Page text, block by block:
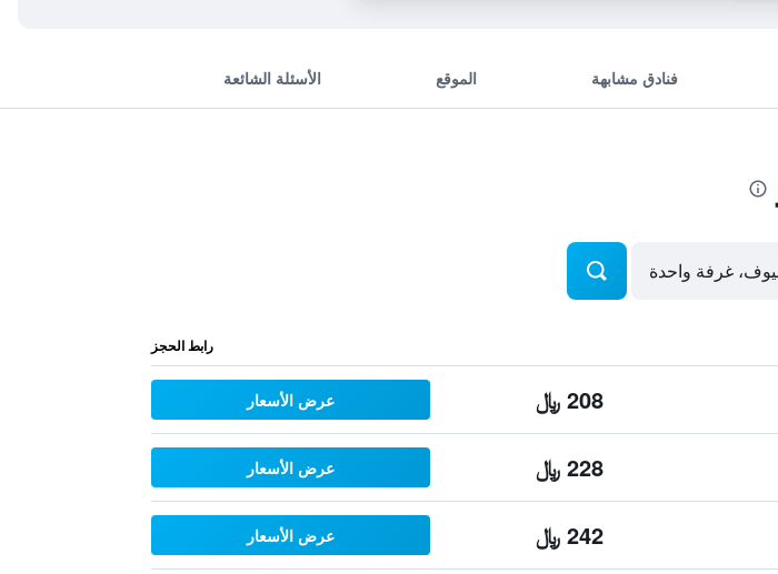
فنادق مشابهة الموقع الأسئلة الشائعة
رابط الحجز
208 ﷼ عرض الأسعار
228 ﷼ عرض الأسعار
242 ﷼ عرض الأسعار